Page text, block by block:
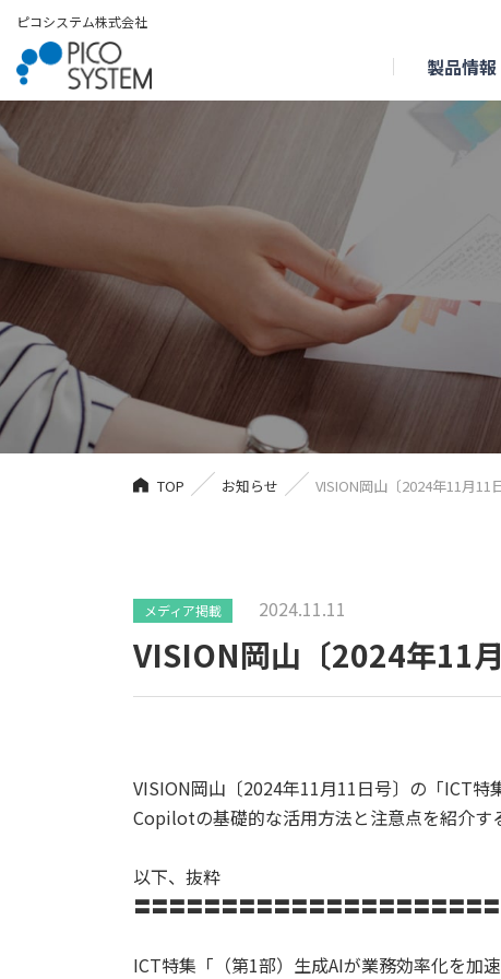
ピコシステム株式会社
製品情報
TOP お知らせ VISION岡山〔2024年11月
メディア掲載 2024.11.11
VISION岡山〔2024年11
VISION岡山〔2024年11月11日号〕の「ICT
Copilotの基礎的な活用方法と注意点を紹介す
以下、抜粋
〓〓〓〓〓〓〓〓〓〓〓〓〓〓〓〓〓〓〓〓
ICT特集「（第1部）生成AIが業務効率化を加速